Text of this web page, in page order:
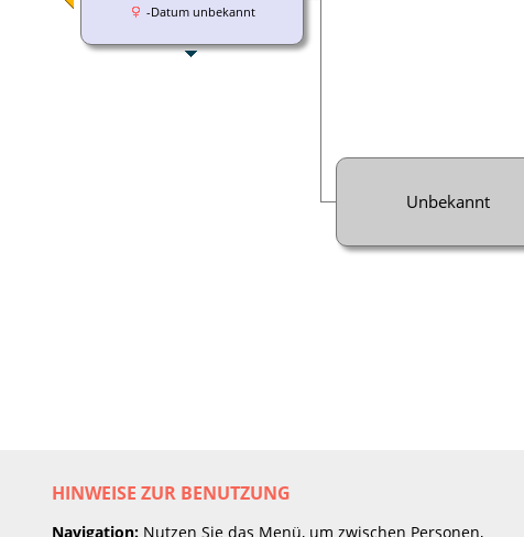
-Datum unbekannt
Unbekannt
HINWEISE ZUR BENUTZUNG
Navigation: Nutzen Sie das Menü, um zwischen Personen,